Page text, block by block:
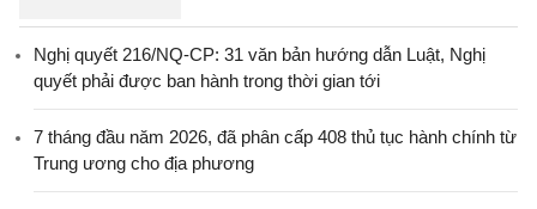
Nghị quyết 216/NQ-CP: 31 văn bản hướng dẫn Luật, Nghị
quyết phải được ban hành trong thời gian tới
7 tháng đầu năm 2026, đã phân cấp 408 thủ tục hành chính từ
Trung ương cho địa phương